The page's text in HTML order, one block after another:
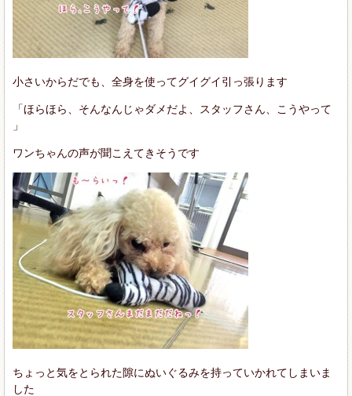
小さいからだでも、全身を使ってグイグイ引っ張ります
「ほらほら、そんなんじゃダメだよ、スタッフさん、こうやって
」
ワンちゃんの声が聞こえてきそうです
ちょっと気をとられた隙にぬいぐるみを持っていかれてしまいま
した